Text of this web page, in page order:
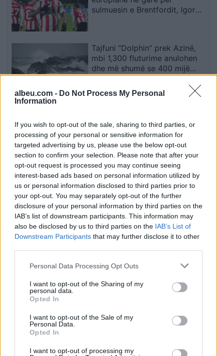
albeu.com - Do Not Process My Personal
Information
If you wish to opt-out of the sale, sharing to third parties, or
processing of your personal or sensitive information for
targeted advertising by us, please use the below opt-out
section to confirm your selection. Please note that after your
opt-out request is processed you may continue seeing
interest-based ads based on personal information utilized by
us or personal information disclosed to third parties prior to
your opt-out. You may separately opt-out of the further
disclosure of your personal information by third parties on the
IAB’s list of downstream participants. This information may
also be disclosed by us to third parties on the IAB’s List of
Downstream Participants that may further disclose it to other
Personal Data Processing Opt Outs
I want to opt-out of the Sharing of my
personal data.
Opted In
I want to opt-out of the Sale of my
Personal Data.
Opted In
I want to opt-out of processing my
sulmuesin e Brentfordit, Igor
Tajfuni “Dolphin” prek Azinë,
mbi 1,300 fluturime anulohen
dhe më shumë se 400 mijë
banorë evakuohen
mëdha/ Rama: Shmangëm një
bilanc tragjik
Esim for USA|Esim for Italy| Esim for Spain|Esim